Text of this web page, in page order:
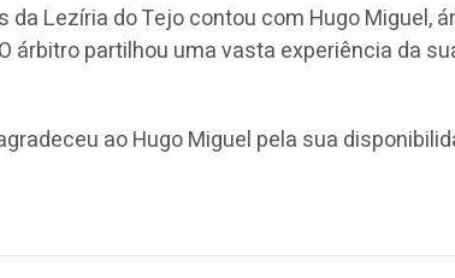
da Lezíria do Tejo contou com Hugo Miguel,
árbitro partilhou uma vasta experiência da
ao Hugo Miguel pela sua